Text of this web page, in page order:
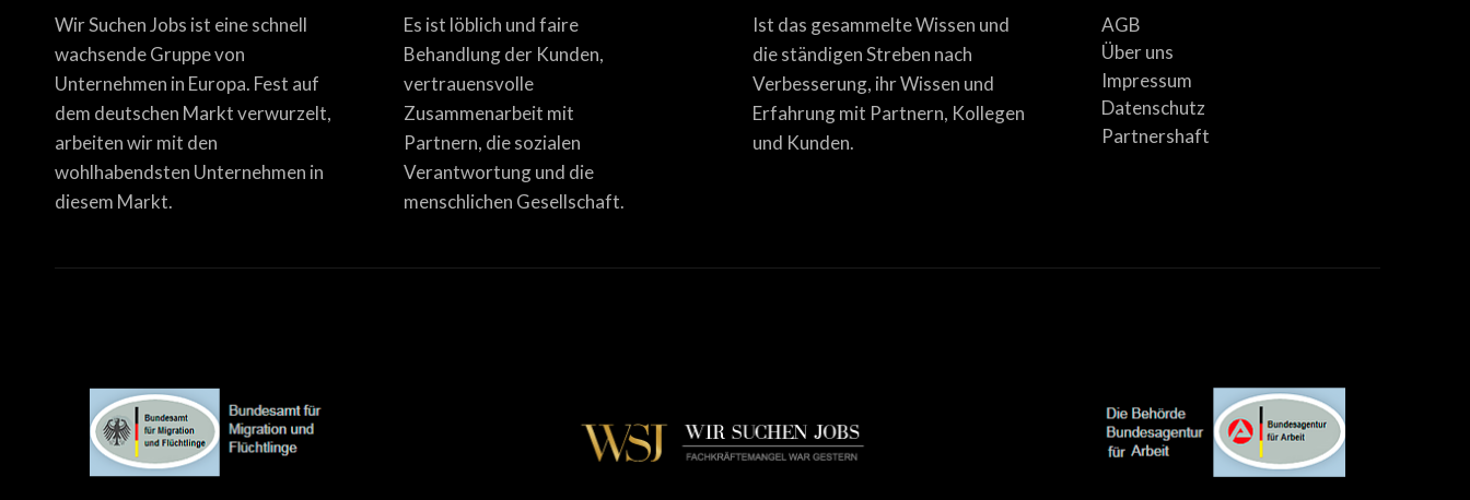
Wir Suchen Jobs ist eine schnell
wachsende Gruppe von
Unternehmen in Europa. Fest auf
dem deutschen Markt verwurzelt,
arbeiten wir mit den
wohlhabendsten Unternehmen in
diesem Markt.
Es ist löblich und faire
Behandlung der Kunden,
vertrauensvolle
Zusammenarbeit mit
Partnern, die sozialen
Verantwortung und die
menschlichen Gesellschaft.
Ist das gesammelte Wissen und
die ständigen Streben nach
Verbesserung, ihr Wissen und
Erfahrung mit Partnern, Kollegen
und Kunden.
AGB
Über uns
Impressum
Datenschutz
Partnershaft